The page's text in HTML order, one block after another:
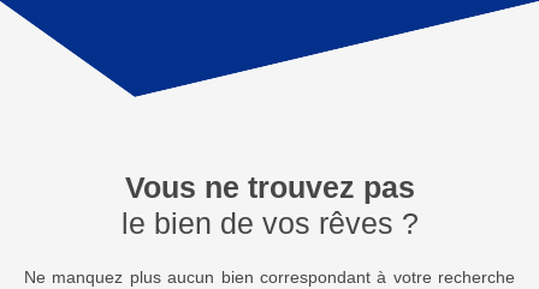
Vous ne trouvez pas
le bien de vos rêves ?
Ne manquez plus aucun bien correspondant à votre recherche